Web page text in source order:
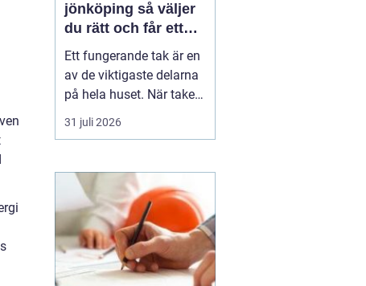
jönköping så väljer
du rätt och får ett
tak som håller
Ett fungerande tak är en
av de viktigaste delarna
på hela huset. När taket
börjar bli slitet påverkar
det både tryggheten,
värdet på huset. Därför
blir valet
av takläggare i
Jönköping avg...
31 juli 2026